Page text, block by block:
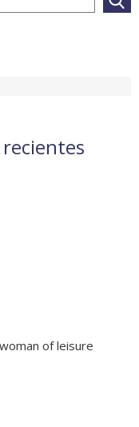
recientes
of leisure